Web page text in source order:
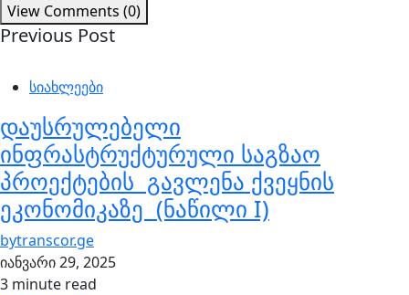
View Comments (0)
Previous Post
სიახლეები
დაუსრულებელი
ინფრასტრუქტურული საგზაო
პროექტების გავლენა ქვეყნის
ეკონომიკაზე (ნაწილი I)
bytranscor.ge
იანვარი 29, 2025
3 minute read